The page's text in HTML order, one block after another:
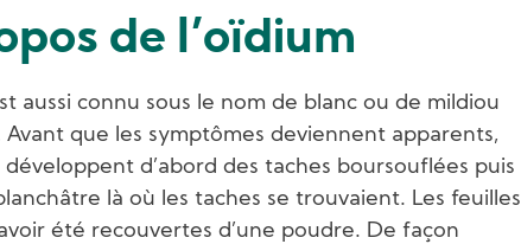
de l’oïdium
aussi connu sous le nom de blanc ou de mildiou
que les symptômes deviennent apparents,
développent d’abord des taches boursouflées puis
là où les taches se trouvaient. Les feuilles
été recouvertes d’une poudre. De façon